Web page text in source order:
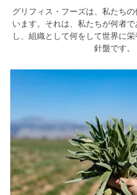
グリフィス・フーズは、私たち
います。それは、私たちが何者
し、組織として何をして世界に
針盤です。